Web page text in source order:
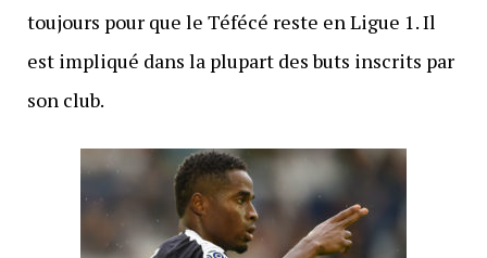
toujours pour que le Téfécé reste en Ligue 1. Il
est impliqué dans la plupart des buts inscrits par
son club.